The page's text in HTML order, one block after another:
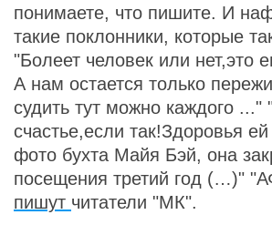
понимаете, что пишите. И
такие поклонники, которые
"Болеет человек или нет,это
А нам остается только
судить тут можно каждого ..."
счастье,если так!Здоровья
фото бухта Майя Бэй, она
посещения третий год (…)"
пишут читатели "МК".